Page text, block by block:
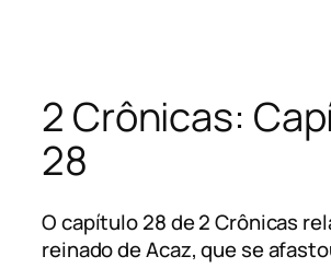
conteúdo
2 Crônicas:
28
O capítulo 28 de 2 Crônicas
reinado de Acaz, que se